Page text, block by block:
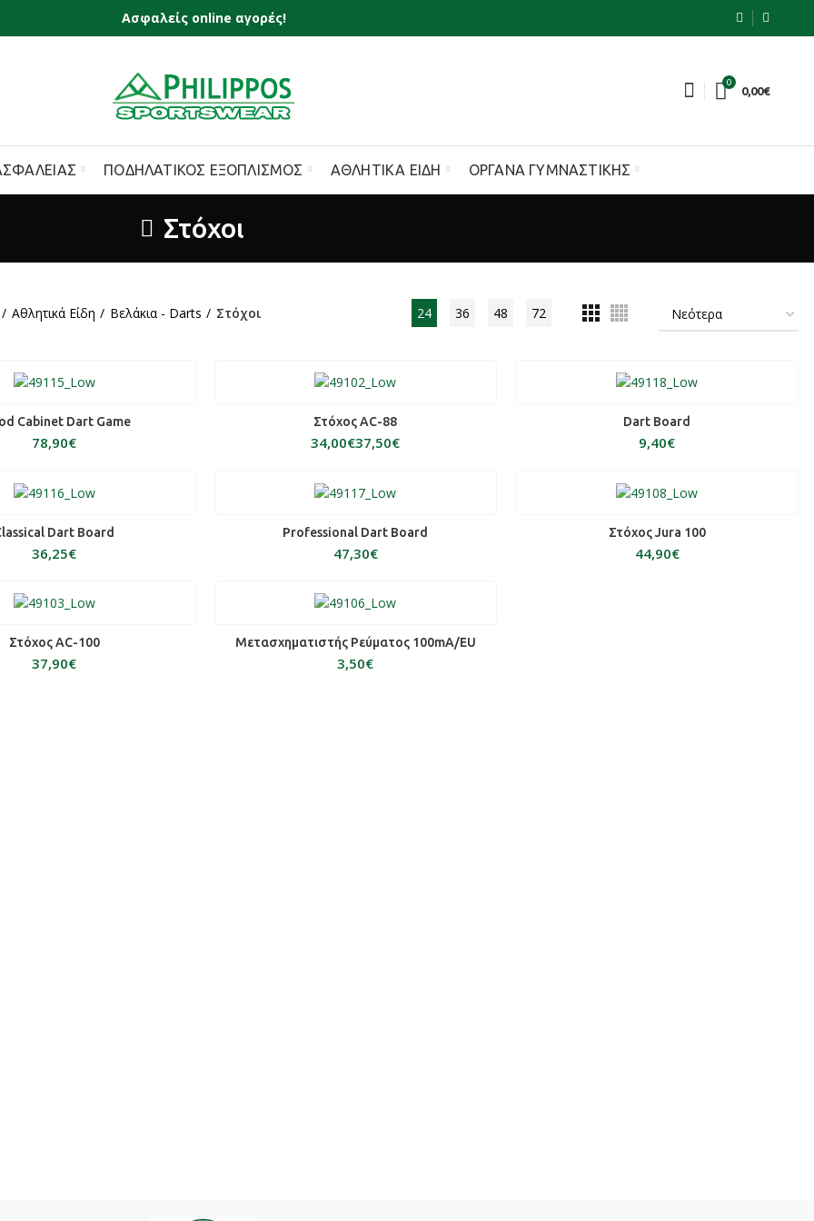
Ασφαλείς online αγορές!
0
0,00€
ΠΟΔΗΛΑΤΙΚΌΣ ΕΞΟΠΛΙΣΜΌΣ ΑΘΛΗΤΙΚΆ ΕΊΔΗ ΌΡΓΑΝΑ ΓΥΜΝΑΣΤΙΚΉΣ
Στόχοι
Αθλητικά Είδη Βελάκια - Darts Στόχοι 24 36 48 72
ΕΠΙΛΟΓΉ
Cabinet Dart Game
€
ΕΠΙΛΟΓΉ
Στόχος AC-88
€ €
ΠΡΟΣΘΉΚΗ ΣΤΟ ΚΑΛΆΘΙ
Dart Board
€
ΣΤΟ ΚΑΛΆΘΙ
Dart Board
€
ΠΡΟΣΘΉΚΗ ΣΤΟ ΚΑΛΆΘΙ
Professional Dart Board
€
ΠΡΟΣΘΉΚΗ ΣΤΟ ΚΑΛΆΘΙ
Στόχος Jura 100
€
ΣΤΟ ΚΑΛΆΘΙ
Στόχος AC-100
€
ΠΡΟΣΘΉΚΗ ΣΤΟ ΚΑΛΆΘΙ
Μετασχηματιστής Ρεύματος 100mA/EU
€